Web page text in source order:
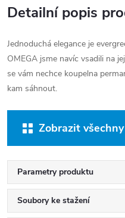
Detailní popis
Jednoduchá elegance je
OMEGA jsme navíc vsadili na
se vám nechce koupelna
kam sáhnout.
Zobrazit
Parametry produktu
Soubory ke stažení